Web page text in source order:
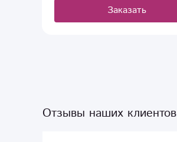
Отзывы наших клиентов